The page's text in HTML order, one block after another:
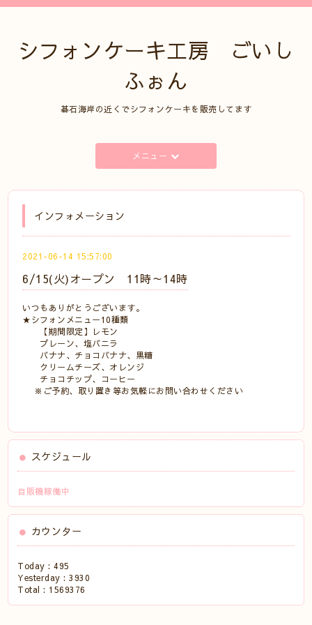
シフォンケーキ工房 ごいし
ふぉん
碁石海岸の近くでシフォンケーキを販売してます
メニュー
インフォメーション
2021-06-14 15:57:00
6/15(火)オープン 11時～14時
いつもありがとうございます。
★シフォンメニュー10種類
【期間限定】レモン
プレーン、塩バニラ
バナナ、チョコバナナ、黒糖
クリームチーズ、オレンジ
チョコチップ、コーヒー
※ご予約、取り置き等お気軽にお問い合わせください
スケジュール
自販機稼働中
カウンター
Today :495
Yesterday :3930
Total : 1569376